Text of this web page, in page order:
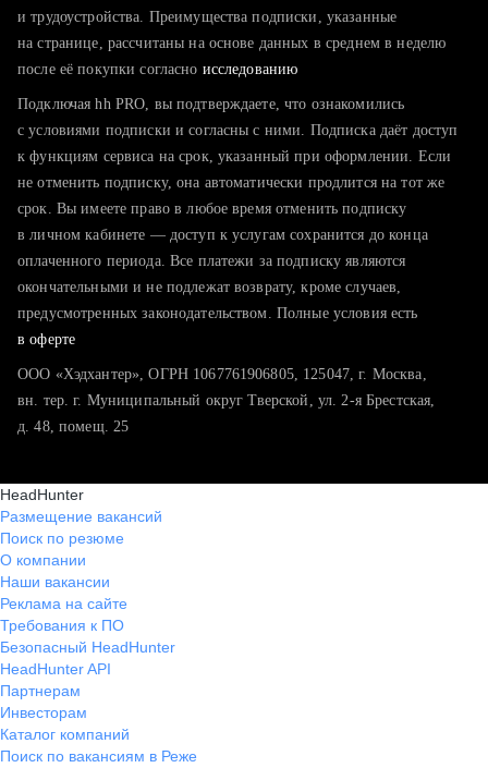
тратите много времени на поиск и вручную поднимаете
хотите сравнить себя с конкурентами и оценить шансы
и трудоустройства. Преимущества подписки, указанные
на странице, рассчитаны на основе данных в среднем в неделю
после её покупки согласно исследованию
Подключая hh PRO, вы подтверждаете, что ознакомились
с условиями подписки и согласны с ними. Подписка даёт доступ
к функциям сервиса на срок, указанный при оформлении. Если
не отменить подписку, она автоматически продлится на тот же
срок. Вы имеете право в любое время отменить подписку
в личном кабинете — доступ к услугам сохранится до конца
оплаченного периода. Все платежи за подписку являются
окончательными и не подлежат возврату, кроме случаев,
предусмотренных законодательством. Полные условия есть
в оферте
ООО «Хэдхантер», ОГРН 1067761906805, 125047, г. Москва,
вн. тер. г. Муниципальный округ Тверской, ул. 2-я Брестская,
д. 48, помещ. 25
HeadHunter
Размещение вакансий
Поиск по резюме
О компании
Наши вакансии
Реклама на сайте
Требования к ПО
Безопасный HeadHunter
HeadHunter API
Партнерам
Инвесторам
Каталог компаний
Поиск по вакансиям в Реже